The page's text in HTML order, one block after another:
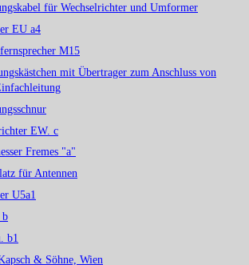
für Wechselrichter und Umformer
EU a4
M15
mit Übertrager zum Anschluss von
EW. c
Fremes "a"
für Antennen
U5a1
b
b1
& Söhne, Wien